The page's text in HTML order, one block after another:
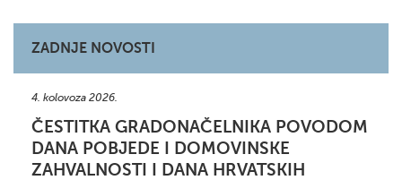
ZADNJE NOVOSTI
4. kolovoza 2026.
ČESTITKA GRADONAČELNIKA POVODOM
DANA POBJEDE I DOMOVINSKE
ZAHVALNOSTI I DANA HRVATSKIH